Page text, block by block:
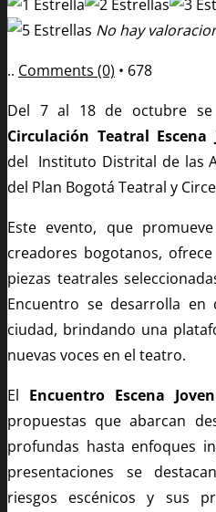
No hay
.. Comments (0) • 678
Del 7 al 18 de octubre se
Circulación Teatral Escena
del Instituto Distrital de las
del Plan Bogotá Teatral y
Este evento, que
creadores bogotanos,
piezas teatrales
Encuentro se desarrolla en
ciudad, brindando una
nuevas voces en el teatro.
El Encuentro Escena Joven
propuestas que abarcan
profundas hasta enfoques
presentaciones se
riesgos escénicos y sus